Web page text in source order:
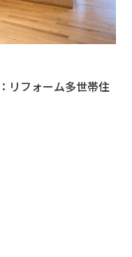
リフォーム多世帯住